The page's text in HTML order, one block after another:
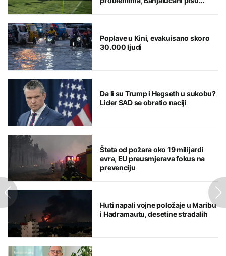
Poplave u Kini, evakuisano skoro
30.000 ljudi
Da li su Trump i Hegseth u sukobu?
Lider SAD se obratio naciji
Šteta od požara oko 19 milijardi
evra, EU preusmjerava fokus na
prevenciju
Huti napali vojne položaje u Maribu
i Hadramautu, desetine stradalih